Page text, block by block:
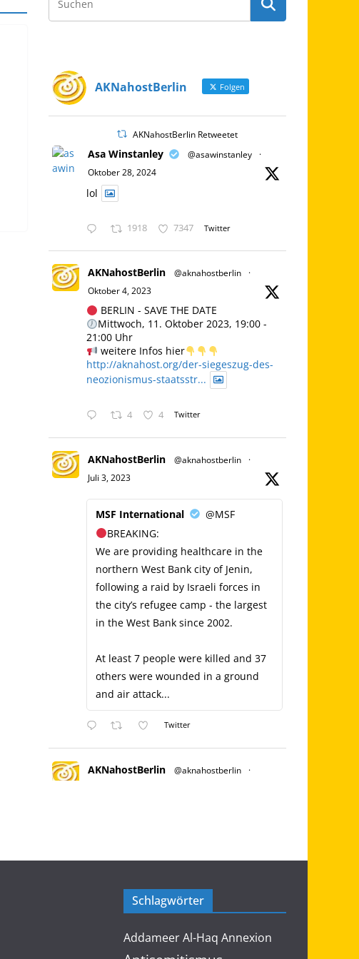
AKNahostBerlin Folgen
AKNahostBerlin Retweetet
Asa Winstanley @asawinstanley
·
Oktober 28, 2024
lol
1918 7347 Twitter
AKNahostBerlin @aknahostberlin
·
Oktober 4, 2023
BERLIN - SAVE THE DATE
Mittwoch, 11. Oktober 2023, 19:00 -
21:00 Uhr
weitere Infos hier
http://aknahost.org/der-siegeszug-des-
neozionismus-staatsstr...
4 4 Twitter
AKNahostBerlin @aknahostberlin
·
Juli 3, 2023
MSF International
@MSF
BREAKING:
We are providing healthcare in the
northern West Bank city of Jenin,
following a raid by Israeli forces in
the city’s refugee camp - the largest
in the West Bank since 2002.
At least 7 people were killed and 37
others were wounded in a ground
and air attack...
Twitter
AKNahostBerlin @aknahostberlin
·
Stellt Euch außerdem auf leckeres Essen
Der Eintritt ist frei, wir bitten aber um
Spenden. Bilgisaray, Oranienstraße 45,
10999 Berlin
Palästina Kampagne
@nakba_75
Schlagwörter
AddameerAl-Haq Annexion